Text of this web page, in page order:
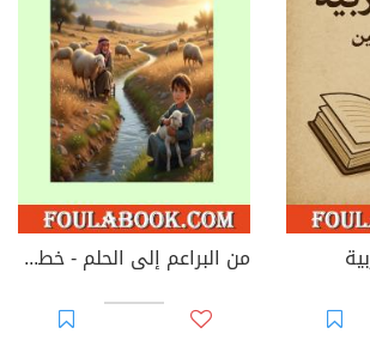
من البراعم إلى الحلم - خطوات النجاح الأولى